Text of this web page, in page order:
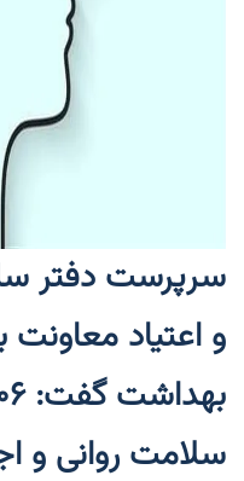
سرپرست دفتر
و اعتیاد
سلامت روانی و